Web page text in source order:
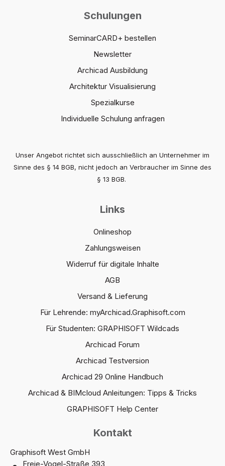
Schulungen
SeminarCARD+ bestellen
Newsletter
Archicad Ausbildung
Architektur Visualisierung
Spezialkurse
Individuelle Schulung anfragen
Unser Angebot richtet sich ausschließlich an Unternehmer im
Sinne des § 14 BGB, nicht jedoch an Verbraucher im Sinne des
§ 13 BGB.
Links
Onlineshop
Zahlungsweisen
Widerruf für digitale Inhalte
AGB
Versand & Lieferung
Für Lehrende: myArchicad.Graphisoft.com
Für Studenten: GRAPHISOFT Wildcads
Archicad Forum
Archicad Testversion
Archicad 29 Online Handbuch
Archicad & BIMcloud Anleitungen: Tipps & Tricks
GRAPHISOFT Help Center
Kontakt
Graphisoft West GmbH
Freie-Vogel-Straße 393